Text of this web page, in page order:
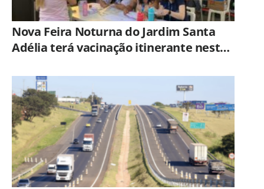
Nova Feira Noturna do Jardim Santa
Adélia terá vacinação itinerante nesta